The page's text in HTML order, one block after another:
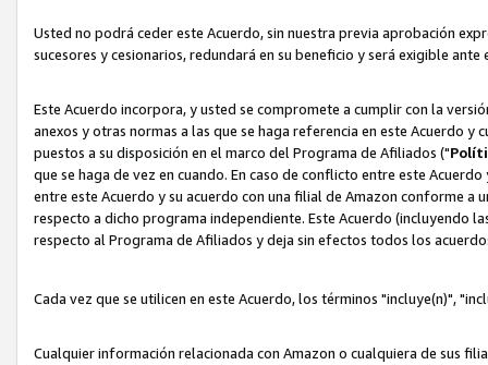
Usted no podrá ceder este Acuerdo, sin nuestra previa aprobación
sucesores y cesionarios, redundará en su beneficio y será exigible
Este Acuerdo incorpora, y usted se compromete a cumplir con la
anexos y otras normas a las que se haga referencia en este Acuerdo
puestos a su disposición en el marco del Programa de Afiliados ("
que se haga de vez en cuando. En caso de conflicto entre este
entre este Acuerdo y su acuerdo con una filial de Amazon conforme
respecto a dicho programa independiente. Este Acuerdo (incluyendo
respecto al Programa de Afiliados y deja sin efectos todos los
Cada vez que se utilicen en este Acuerdo, los términos "incluye(n)",
Cualquier información relacionada con Amazon o cualquiera de sus